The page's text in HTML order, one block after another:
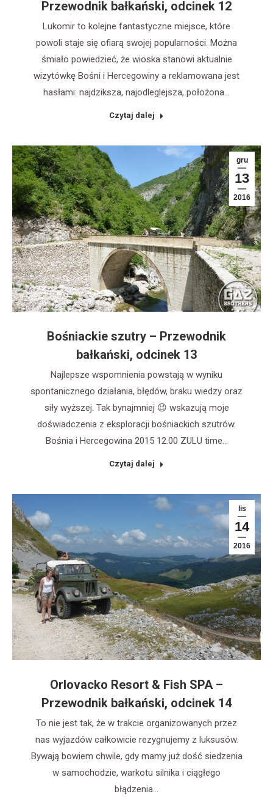
Przewodnik bałkański, odcinek 12
Lukomir to kolejne fantastyczne miejsce, które
powoli staje się ofiarą swojej popularności. Można
śmiało powiedzieć, że wioska stanowi aktualnie
wizytówkę Bośni i Hercegowiny a reklamowana jest
hasłami: najdziksza, najodleglejsza, położona…
Czytaj dalej
gru
13
2016
Bośniackie szutry – Przewodnik
bałkański, odcinek 13
Najlepsze wspomnienia powstają w wyniku
spontanicznego działania, błędów, braku wiedzy oraz
siły wyższej. Tak bynajmniej 😉 wskazują moje
doświadczenia z eksploracji bośniackich szutrów.
Bośnia i Hercegowina 2015 12.00 ZULU time…
Czytaj dalej
lis
14
2016
Orlovacko Resort & Fish SPA –
Przewodnik bałkański, odcinek 14
To nie jest tak, że w trakcie organizowanych przez
nas wyjazdów całkowicie rezygnujemy z luksusów.
Bywają bowiem chwile, gdy mamy już dość siedzenia
w samochodzie, warkotu silnika i ciągłego
błądzenia…